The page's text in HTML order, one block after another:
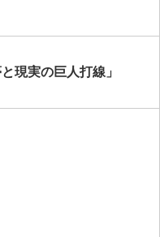
現実の巨人打線」